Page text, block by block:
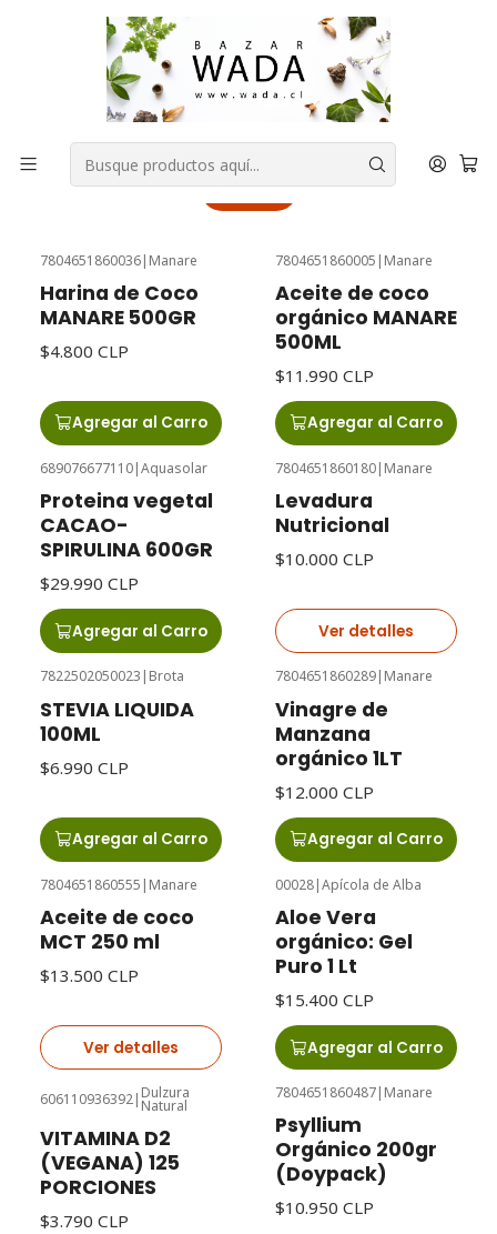
COMPRA FÁCIL, RAPIDA Y 100% SEGURA
Inicio DESPENSA Sin Gluten
Sin Gluten
Filtros
7804651860036| Manare
Harina de Coco
MANARE 500GR
$4.800 CLP
Agregar al Carro
7804651860005 | Manare
Aceite de coco
orgánico MANARE
500ML
$11.990 CLP
Agregar al Carro
689076677110|Aquasolar
Proteina vegetal
CACAO-
SPIRULINA 600GR
$29.990 CLP
Agregar al Carro
7804651860180| Manare
Levadura
Nutricional
$10.000 CLP
Ver detalles
7822502050023 | Brota
STEVIA LIQUIDA
100ML
$6.990 CLP
Agregar al Carro
7804651860289| Manare
Vinagre de
Manzana
orgánico 1LT
$12.000 CLP
Agregar al Carro
7804651860555 | Manare
Aceite de coco
MCT 250 ml
$13.500 CLP
Ver detalles
00028|Apícola de Alba
Aloe Vera
orgánico: Gel
Puro 1 Lt
$15.400 CLP
Agregar al Carro
606110936392| Dulzura
Natural
VITAMINA D2
(VEGANA) 125
PORCIONES
$3.790 CLP
7804651860487| Manare
Psyllium
Orgánico 200gr
(Doypack)
$10.950 CLP